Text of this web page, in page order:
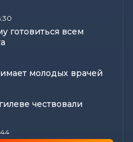
готовиться всем
молодых врачей
чествовали